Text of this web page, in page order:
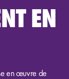
EN
en œuvre de